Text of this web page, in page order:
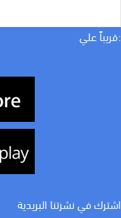
:قريباً علي
اشترك في نشرتنا البريدية